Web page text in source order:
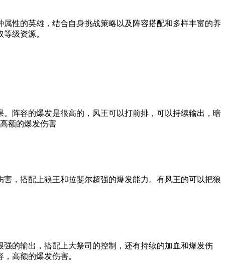
性的英雄，结合自身挑战策略以及阵容搭配和多样丰富的养
级资源。
阵容的爆发是很高的，风王可以打前排，可以持续输出，暗
额的爆发伤害
，搭配上狼王和拉斐尔超强的爆发能力。有风王的可以把狼
的输出，搭配上大祭司的控制，还有持续的加血和爆发伤
高额的爆发伤害。